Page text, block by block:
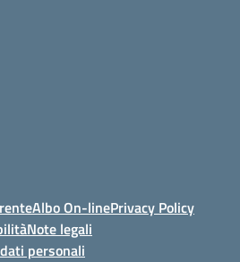
Albo On-linePrivacy Policy
Note legali
personali